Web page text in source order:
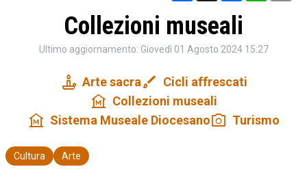
Collezioni museali
Ultimo aggiornamento: Giovedì 01 Agosto 2024 15:27
candle Arte sacrabrush Cicli affrescati
museum Collezioni museali
museum Sistema Museale Diocesanophoto_camera Turismo
Cultura Arte